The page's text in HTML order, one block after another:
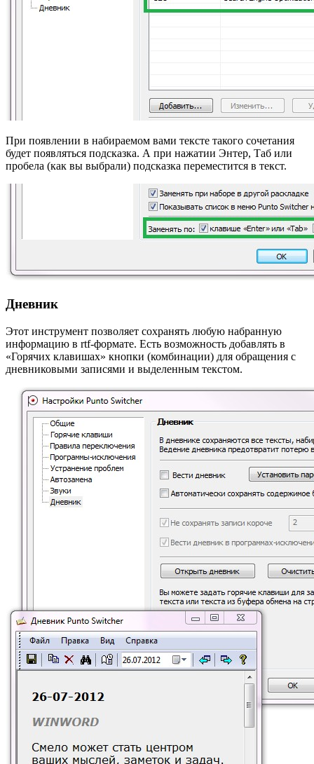
При появлении в набираемом вами тексте такого сочетания
будет появляться подсказка. А при нажатии Энтер, Таб или
пробела (как вы выбрали) подсказка переместится в текст.
Дневник
Этот инструмент позволяет сохранять любую набранную
информацию в rtf-формате. Есть возможность добавлять в
«Горячих клавишах» кнопки (комбинации) для обращения с
дневниковыми записями и выделенным текстом.